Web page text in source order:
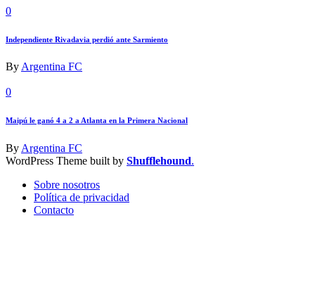
0
Independiente Rivadavia perdió ante Sarmiento
ByArgentina FC
0
Maipú le ganó 4 a 2 a Atlanta en la Primera Nacional
ByArgentina FC
WordPress Theme built by Shufflehound.
Sobre nosotros
Política de privacidad
Contacto